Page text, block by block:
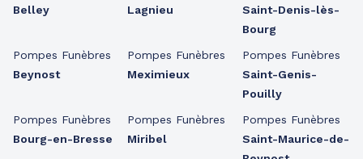
Belley
Pompes Funèbres
Beynost
Pompes Funèbres
Bourg-en-Bresse
Lagnieu
Pompes Funèbres
Meximieux
Pompes Funèbres
Miribel
Saint-Denis-lès-
Bourg
Pompes Funèbres
Saint-Genis-
Pouilly
Pompes Funèbres
Saint-Maurice-de-